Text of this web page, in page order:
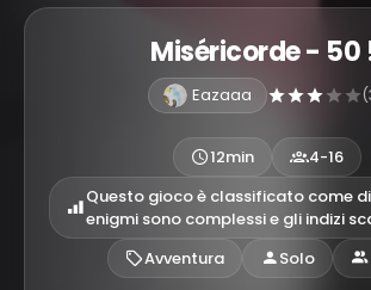
Miséricorde - 50
Eazaaa
12min
4-16
Questo gioco è classificato come
enigmi sono complessi e gli indizi
Avventura
Solo